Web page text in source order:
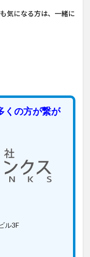
気になる方は、一緒に
くの方が繋が
ル3F